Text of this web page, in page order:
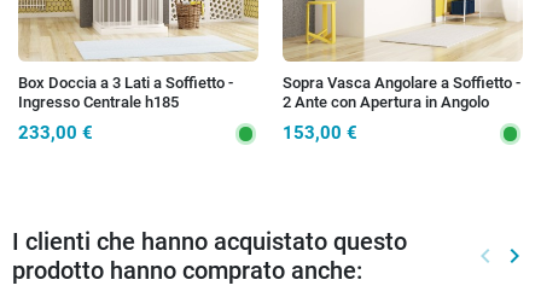
Box Doccia a 3 Lati a Soffietto -
Ingresso Centrale h185
233,00 €
Sopra Vasca Angolare a Soffietto -
2 Ante con Apertura in Angolo
153,00 €
I clienti che hanno acquistato questo
prodotto hanno comprato anche:
keyboard_arrow_left keyboard_arrow_right